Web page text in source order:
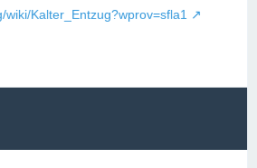
Kalter_Entzug?wprov=sfla1